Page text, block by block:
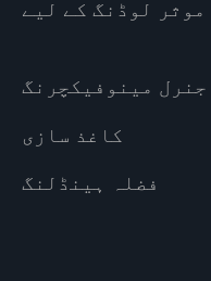
موثر لوڈنگ کے لیے
جنرل مینوفیکچرنگ
کاغذ سازی
فضلہ ہینڈلنگ